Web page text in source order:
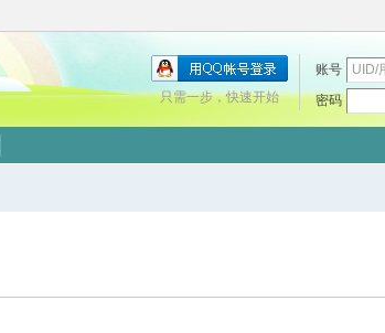
账号
密码
只需一步，快速开始